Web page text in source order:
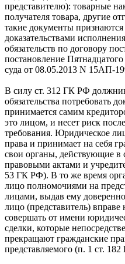
представителю): товарные
получателя товара, другие
такие документы
доказательствами
обязательств по договору
постановление
суда от 08.05.2013 N 15АП-
В силу ст. 312 ГК РФ
обязательства потребовать
принимается самим
это лицом, и несет риск
требования. Юридическое
права и принимает на себя
свои органы, действующие в
правовыми актами и
53 ГК РФ). В то же время
лицо полномочиями на
лицами, выдав ему
лицо (представитель)
совершать от имени
сделки, которые
прекращают гражданские
представляемого (п. 1 ст.